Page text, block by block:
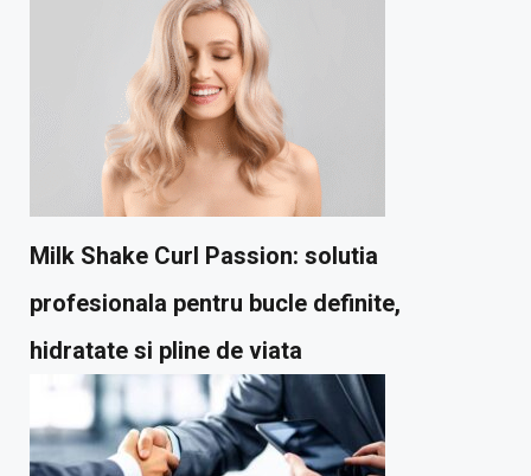
Milk Shake Curl Passion: solutia
profesionala pentru bucle definite,
hidratate si pline de viata